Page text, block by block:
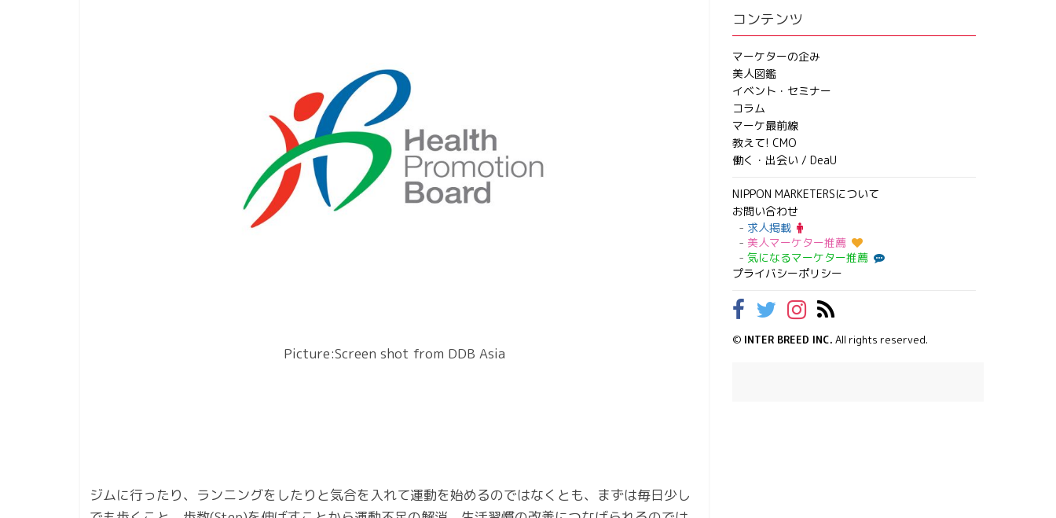
Picture:Screen shot from DDB Asia
ジムに行ったり、ランニングをしたりと気合を入れて運動を始めるのではなくとも、まずは毎日少し
コンテンツ
マーケターの企み
美人図鑑
イベント・セミナー
コラム
マーケ最前線
教えて! CMO
働く・出会い / DeaU
NIPPON MARKETERSについて
お問い合わせ
求人掲載
美人マーケター推薦
気になるマーケター推薦
プライバシーポリシー
© INTER BREED INC. All rights reserved.